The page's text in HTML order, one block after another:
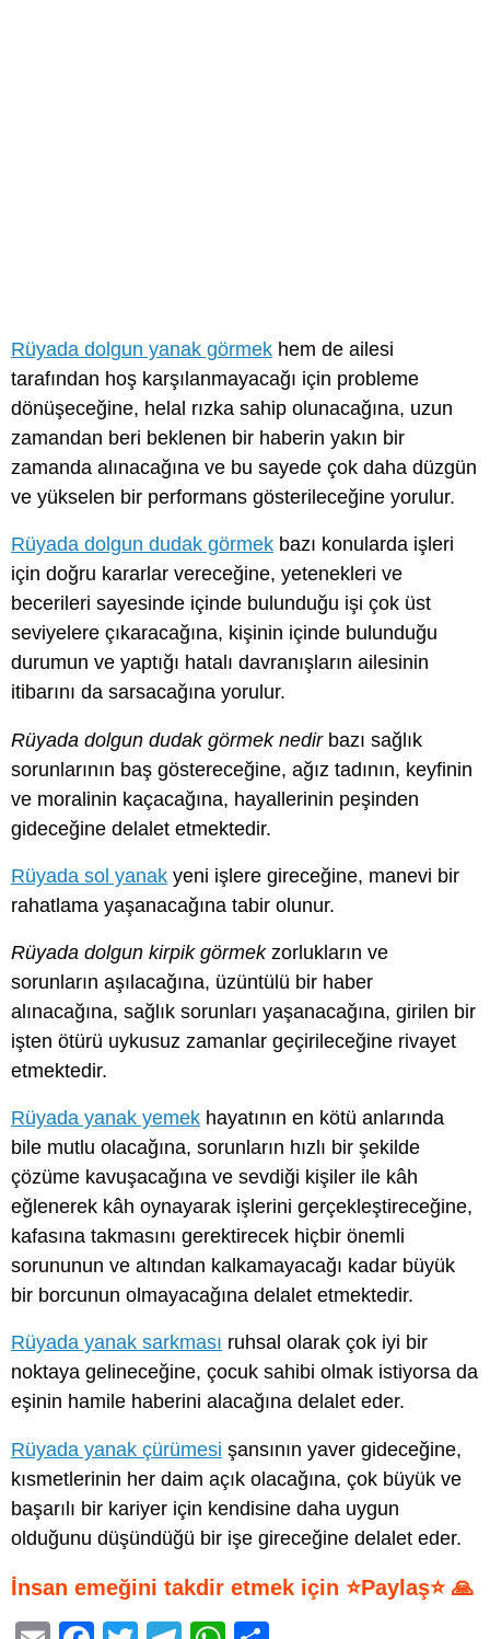
Rüyada dolgun yanak görmek hem de ailesi
tarafından hoş karşılanmayacağı için probleme
dönüşeceğine, helal rızka sahip olunacağına, uzun
zamandan beri beklenen bir haberin yakın bir
zamanda alınacağına ve bu sayede çok daha düzgün
ve yükselen bir performans gösterileceğine yorulur.
Rüyada dolgun dudak görmek bazı konularda işleri
için doğru kararlar vereceğine, yetenekleri ve
becerileri sayesinde içinde bulunduğu işi çok üst
seviyelere çıkaracağına, kişinin içinde bulunduğu
durumun ve yaptığı hatalı davranışların ailesinin
itibarını da sarsacağına yorulur.
Rüyada dolgun dudak görmek nedirbazı sağlık
sorunlarının baş göstereceğine, ağız tadının, keyfinin
ve moralinin kaçacağına, hayallerinin peşinden
gideceğine delalet etmektedir.
Rüyada sol yanak yeni işlere gireceğine, manevi bir
rahatlama yaşanacağına tabir olunur.
Rüyada dolgun kirpik görmekzorlukların ve
sorunların aşılacağına, üzüntülü bir haber
alınacağına, sağlık sorunları yaşanacağına, girilen bir
işten ötürü uykusuz zamanlar geçirileceğine rivayet
etmektedir.
Rüyada yanak yemek hayatının en kötü anlarında
bile mutlu olacağına, sorunların hızlı bir şekilde
çözüme kavuşacağına ve sevdiği kişiler ile kâh
eğlenerek kâh oynayarak işlerini gerçekleştireceğine,
kafasına takmasını gerektirecek hiçbir önemli
sorununun ve altından kalkamayacağı kadar büyük
bir borcunun olmayacağına delalet etmektedir.
Rüyada yanak sarkması ruhsal olarak çok iyi bir
noktaya gelineceğine, çocuk sahibi olmak istiyorsa da
eşinin hamile haberini alacağına delalet eder.
Rüyada yanak çürümesi şansının yaver gideceğine,
kısmetlerinin her daim açık olacağına, çok büyük ve
başarılı bir kariyer için kendisine daha uygun
olduğunu düşündüğü bir işe gireceğine delalet eder.
İnsan emeğini takdir etmek için ⭐Paylaş⭐ 🙏